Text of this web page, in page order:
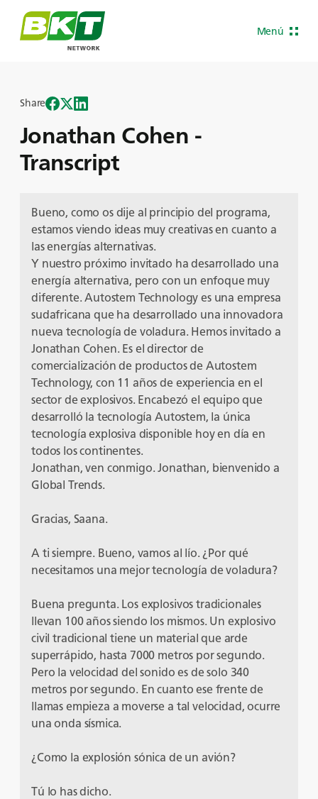
Menú
Jonathan Cohen -
Transcript
Share
Bueno, como os dije al principio del programa,
estamos viendo ideas muy creativas en cuanto a
las energías alternativas.
Y nuestro próximo invitado ha desarrollado una
energía alternativa, pero con un enfoque muy
diferente. Autostem Technology es una empresa
sudafricana que ha desarrollado una innovadora
nueva tecnología de voladura. Hemos invitado a
Jonathan Cohen. Es el director de
comercialización de productos de Autostem
Technology, con 11 años de experiencia en el
sector de explosivos. Encabezó el equipo que
desarrolló la tecnología Autostem, la única
tecnología explosiva disponible hoy en día en
todos los continentes.
Jonathan, ven conmigo. Jonathan, bienvenido a
Global Trends.
Gracias, Saana.
A ti siempre. Bueno, vamos al lío. ¿Por qué
necesitamos una mejor tecnología de voladura?
Buena pregunta. Los explosivos tradicionales
llevan 100 años siendo los mismos. Un explosivo
civil tradicional tiene un material que arde
superrápido, hasta 7000 metros por segundo.
Pero la velocidad del sonido es de solo 340
metros por segundo. En cuanto ese frente de
llamas empieza a moverse a tal velocidad, ocurre
una onda sísmica.
¿Como la explosión sónica de un avión?
Tú lo has dicho.